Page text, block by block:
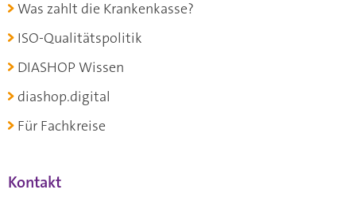
Was zahlt die Krankenkasse?
ISO-Qualitätspolitik
DIASHOP Wissen
diashop.digital
Für Fachkreise
Kontakt